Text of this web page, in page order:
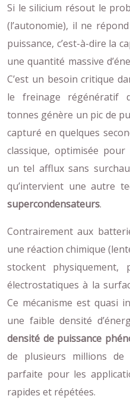
Si le silicium résout le
(l’autonomie), il ne
puissance, c’est-à-dire la
une quantité massive
C’est un besoin critique
le freinage régénératif
tonnes génère un pic de
capturé en quelques
classique, optimisée pour
un tel afflux sans
qu’intervient une autre
supercondensateurs.
Contrairement aux
une réaction chimique
stockent physiquement,
électrostatiques à la
Ce mécanisme est quasi
une faible densité
densité de puissance
de plusieurs millions
parfaite pour les
rapides et répétées.